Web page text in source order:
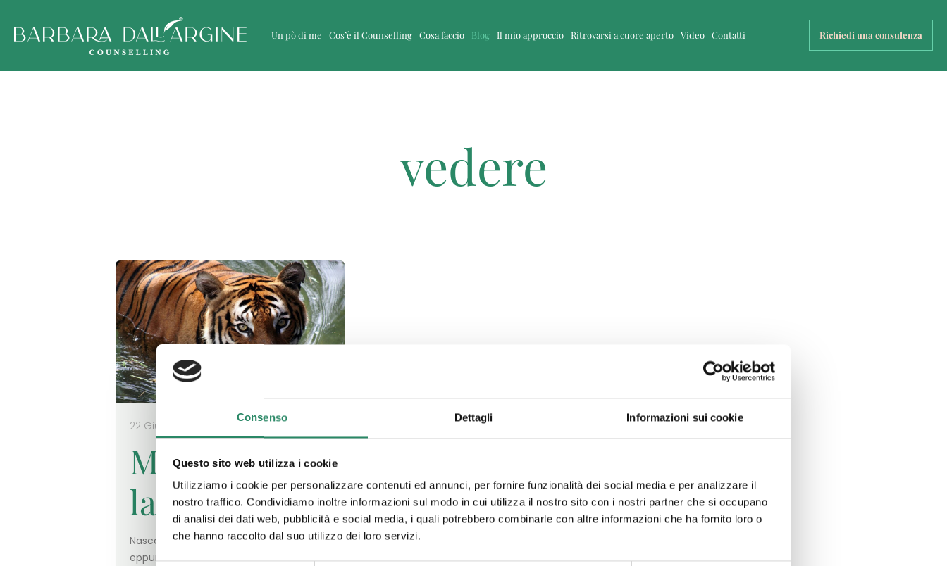
Consenso Dettagli Informazioni sui cookie
Questo sito web utilizza i cookie
Utilizziamo i cookie per personalizzare contenuti ed annunci, per fornire funzionalità dei social media e per analizzare il
nostro traffico. Condividiamo inoltre informazioni sul modo in cui utilizza il nostro sito con i nostri partner che si occupano
di analisi dei dati web, pubblicità e social media, i quali potrebbero combinarle con altre informazioni che ha fornito loro o
che hanno raccolto dal suo utilizzo dei loro servizi.
Un pò di me Cos’è il Counselling Cosa faccio Blog Il mio approccio Ritrovarsi a cuore aperto Video Contatti Richiedi una consulenza
vedere
22 Giugno 2026
Meno male
la tigre c’é
Nascosta, relegata per troppo tempo,
eppure talmente forte da resistere a